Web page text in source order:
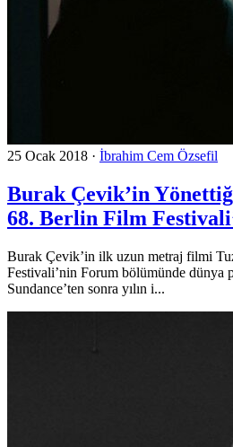
25 Ocak 2018 · İbrahim Cem Özsefil
Burak Çevik’in
68. Berlin Film
Burak Çevik’in ilk uzun metraj filmi
Festivali’nin Forum bölümünde dünya
Sundance’ten sonra yılın i...